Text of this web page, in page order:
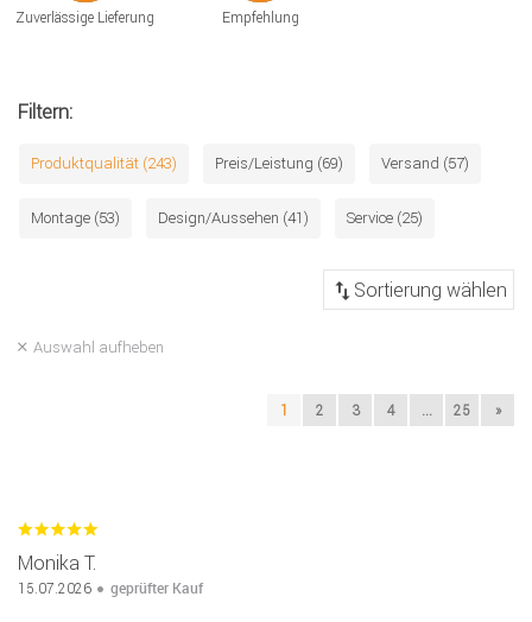
Zuverlässige Lieferung Empfehlung
Filtern:
Produktqualität (243) Preis/Leistung (69) Versand (57)
Montage (53) Design/Aussehen (41) Service (25)
Auswahl aufheben
1 2 3 4 ... 25 »
Monika T.
15.07.2026 geprüfter Kauf